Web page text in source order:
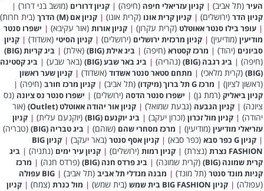
העיר (תל אביב) | קניון עזריאלי חיפה (חיפה) | קניון דרורים (מושב בני דרור) |
קניון הדר (ירושלים) | קניון קרית אונו (קרית אונו) | קניון אם (M) הדרך (בית חרות)
| עופר בילו סנטר אאוטלט (קרית עקרון) | קניון אורות (אור עקיבא) | ישפרו סנטר
מודיעין (מודיעין) | קניון מרכזית ירושלים (ירושלים) | קניון הסיטי (אשדוד) | קניון
סביונים (יהוד) | מרכז קסטרא (חיפה) | ביג אילת (BIG) (אילת) | ביג קריות (BIG)
(חיפה) | ביג רגבה (BIG) (נהריה) | ביג באר שבע (BIG) (באר שבע) | ביג קסטינה
(BIG)
(קרית מלאכי) | מתחם סטאר סנטר אשדוד (אשדוד) | קניון שער ראשון
(ראשון לציון) | מרכז G תל ברוך (מיקדו) (תל אביב) | קניון מרכז חורב (חיפה) |
קניון ביאליק (רמת גן) | ישפרו סנטר הדסה (ירושלים) | ישפרו סנטר נס ציונה (נס
ציונה) | קניון הגבעה (גבעת שמואל) | קניון אור יהודה אאוטלט (Outlet)
(אור
יהודה) | קניון מול זכרון (זכרון יעקב) | ביג יוקנעם (BIG) (יוקנעם עלית) | קניון
עזריאלי מודיעין (מודיעין) | מרכז מסחרי שהם (שוהם) | ביג טבריה (BIG) (טבריה)
| קניון G כפר סבא (כפר סבא) | קניון אסף סנטר (באר יעקב) |
קניון BIG
FASHION נצרת
(נצרת) | קניון רמות (ירושלים) | קניון עיר ימים (נתניה) | ביג
קרית שמונה (BIG)
(קרית שמונה) | ביג פרדס חנה (BIG) (פרדס חנה) | מרכז
קניות מונד סנטר (תל מונד) | מבנה מגדלי תל אביב (תל אביב) | BIG עפולה
(עפולה) | קניון BIG FASHION בית שמש (בית שמש) | מול כנרת (צמח) | קניון